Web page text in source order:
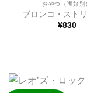
おやつ（嗜好別
ブロンコ・スト
¥830